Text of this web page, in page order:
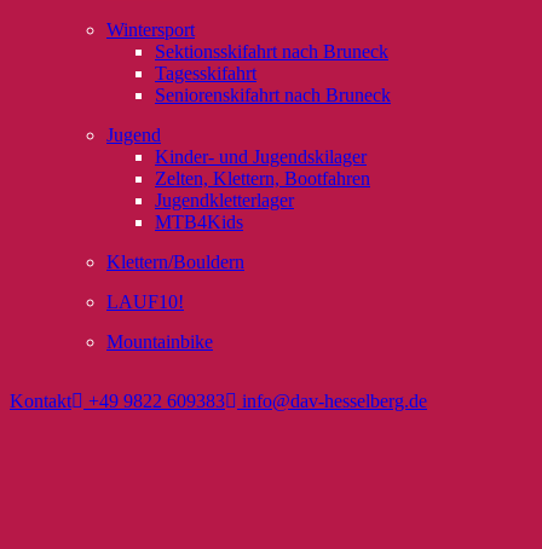
Wintersport
Sektionsskifahrt nach Bruneck
Tagesskifahrt
Seniorenskifahrt nach Bruneck
Jugend
Kinder- und Jugendskilager
Zelten, Klettern, Bootfahren
Jugendkletterlager
MTB4Kids
Klettern/Bouldern
LAUF10!
Mountainbike
Kontakt +49 9822 609383 info@dav-hesselberg.de